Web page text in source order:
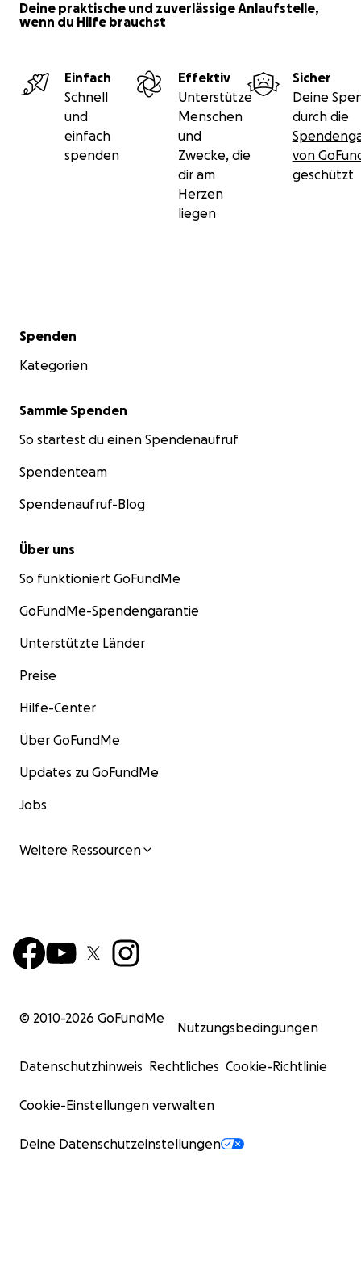
Deine praktische und zuverlässige Anlaufstelle,
wenn du Hilfe brauchst
Einfach
Schnell
und
einfach
spenden
Effektiv
Unterstütze
Menschen
und
Zwecke, die
dir am
Herzen
liegen
Sicher
Deine
durch die
von
geschützt
Sekundärmenü
Spenden
Kategorien
Sammle Spenden
So startest du einen Spendenaufruf
Spendenteam
Spendenaufruf-Blog
Über uns
So funktioniert GoFundMe
GoFundMe-Spendengarantie
Unterstützte Länder
Preise
Hilfe-Center
Über GoFundMe
Updates zu GoFundMe
Jobs
Weitere Ressourcen
© 2010-2026 GoFundMe
Nutzungsbedingungen
Datenschutzhinweis Rechtliches Cookie-Richtlinie
Cookie-Einstellungen verwalten
Deine Datenschutzeinstellungen